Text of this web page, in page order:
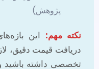
پژوهش)
نکته مهم: این
دریافت قیمت دقیق،
تخصصی داشته باشید